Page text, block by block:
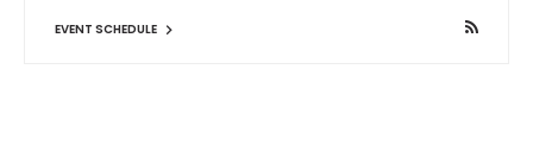
EVENT SCHEDULE